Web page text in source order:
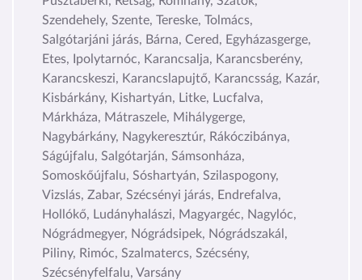
Szendehely, Szente, Tereske, Tolmács,
Salgótarjáni járás, Bárna, Cered, Egyházasgerge,
Etes, Ipolytarnóc, Karancsalja, Karancsberény,
Karancskeszi, Karancslapujtő, Karancsság, Kazár,
Kisbárkány, Kishartyán, Litke, Lucfalva,
Márkháza, Mátraszele, Mihálygerge,
Nagybárkány, Nagykeresztúr, Rákóczibánya,
Ságújfalu, Salgótarján, Sámsonháza,
Somoskőújfalu, Sóshartyán, Szilaspogony,
Vizslás, Zabar, Szécsényi járás, Endrefalva,
Hollókő, Ludányhalászi, Magyargéc, Nagylóc,
Nógrádmegyer, Nógrádsipek, Nógrádszakál,
Piliny, Rimóc, Szalmatercs, Szécsény,
Szécsényfelfalu, Varsány